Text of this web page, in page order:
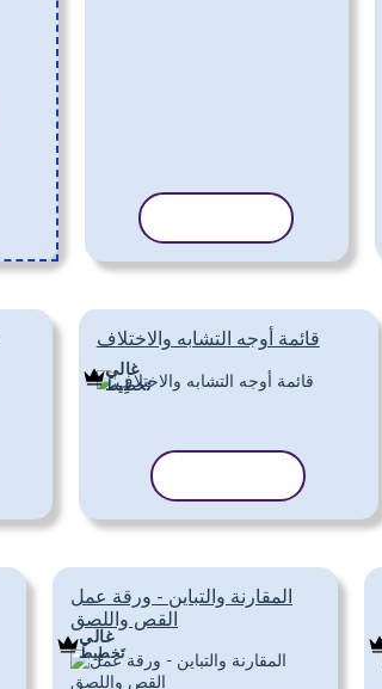
قائمة أوجه التشابه والاختلاف
غالي
تَخطِيط
المقارنة والتباين - ورقة عمل
القص واللصق
غالي
تَخطِيط